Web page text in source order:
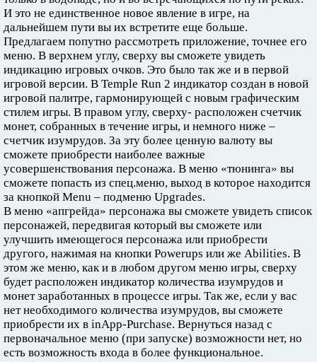
И это не единственное новое явление в игре, на
дальнейшем пути вы их встретите еще больше.
Предлагаем попутно рассмотреть приложение, точнее его
меню. В верхнем углу, сверху вы сможете увидеть
индикацию игровых очков. Это было так же и в первой
игровой версии. В Temple Run 2 индикатор создан в новой
игровой палитре, гармонирующей с новым графическим
стилем игры. В правом углу, сверху- расположен счетчик
монет, собранных в течение игры, и немного ниже –
счетчик изумрудов. За эту более ценную валюту вы
сможете приобрести наиболее важные
усовершенствования персонажа. В меню «тюнинга» вы
сможете попасть из спец.меню, выход в которое находится
за кнопкой Menu – подменю Upgrades.
В меню «апгрейда» персонажа вы сможете увидеть список
персонажей, передвигая который вы сможете или
улучшить имеющегося персонажа или приобрести
другого, нажимая на кнопки Powerups или же Abilities. В
этом же меню, как и в любом другом меню игры, сверху
будет расположен индикатор количества изумрудов и
монет заработанных в процессе игры. Так же, если у вас
нет необходимого количества изумрудов, вы сможете
приобрести их в inApp-Purchase. Вернуться назад с
первоначальное меню (при запуске) возможности нет, но
есть возможность входа в более функциональное.